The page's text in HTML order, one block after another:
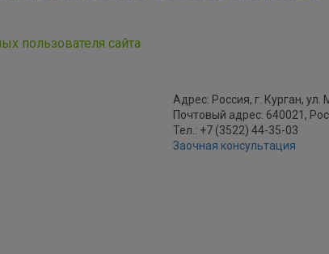
пользователя сайта
Адрес: Россия, г. Курган, ул.
Почтовый адрес: 640021,
Тел.: +7 (3522) 44-35-03
Заочная консультация